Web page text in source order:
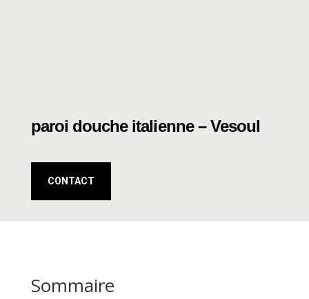
paroi douche italienne – Vesoul
CONTACT
Sommaire